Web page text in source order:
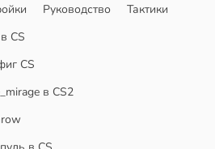
Руководство
Тактики
CS
CS
в CS2